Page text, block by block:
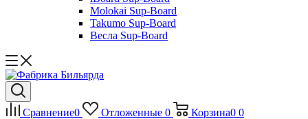
Molokai Sup-Board
Takumo Sup-Board
Весла Sup-Board
Сравнение0 Отложенные 0 Корзина0 0